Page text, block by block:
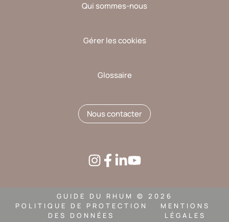
Qui sommes-nous
Gérer les cookies
Glossaire
Nous contacter
GUIDE DU RHUM © 2026
POLITIQUE DE PROTECTION
DES DONNÉES
MENTIONS
LÉGALES